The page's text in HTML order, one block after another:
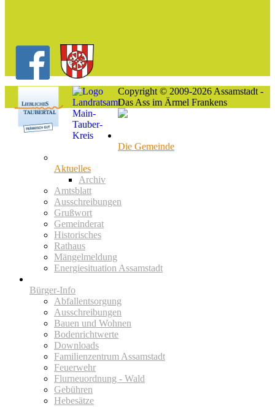
Copyright © 2009-2026 Assamstadt -
Das Ass im Ärmel Frankens
Die Gemeinde
Aktuelles
Archiv
Amtsblatt
Ausschreibungen
Grußwort
Gemeinderat
Historisches
Rathaus
Mängelmeldung
Energiesituation Assamstadt
Bürger-Info
Abfallentsorgung
Ausschreibungen
Bauen und Wohnen
Bodenrichtwerte
Downloads
Familienzentrum Assamstadt
Feuerwehr
Flurneuordnung - Wald
Gebühren
Hebesätze